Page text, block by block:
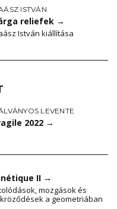
ISTVÁN
reliefek →
István kiállítása
LEVENTE
2022 →
II →
mozgások és
a geometriában